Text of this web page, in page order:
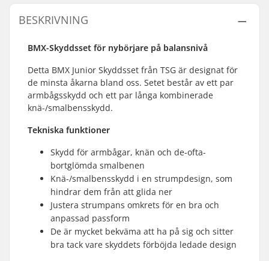
BESKRIVNING
BMX-Skyddsset för nybörjare på balansnivå
Detta BMX Junior Skyddsset från TSG är designat för
de minsta åkarna bland oss. Setet består av ett par
armbågsskydd och ett par långa kombinerade
knä-/smalbensskydd.
Tekniska funktioner
Skydd för armbågar, knän och de-ofta-
bortglömda smalbenen
Knä-/smalbensskydd i en strumpdesign, som
hindrar dem från att glida ner
Justera strumpans omkrets för en bra och
anpassad passform
De är mycket bekväma att ha på sig och sitter
bra tack vare skyddets förböjda ledade design